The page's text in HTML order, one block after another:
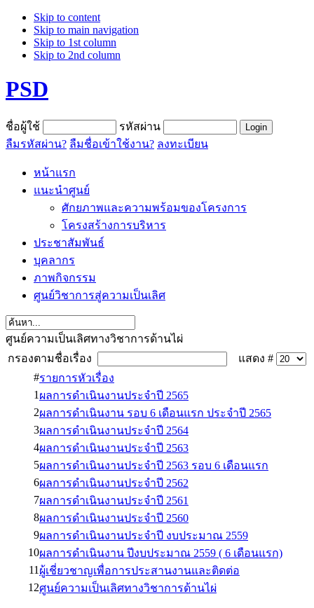
Skip to content
Skip to main navigation
Skip to 1st column
Skip to 2nd column
PSD
ชื่อผู้ใช้
รหัสผ่าน
ลืมรหัสผ่าน? ลืมชื่อเข้าใช้งาน? ลงทะเบียน
หน้าแรก
แนะนำศูนย์
ศักยภาพและความพร้อมของโครงการ
โครงสร้างการบริหาร
ประชาสัมพันธ์
บุคลากร
ภาพกิจกรรม
ศูนย์วิชาการสู่ความเป็นเลิศ
ศูนย์ความเป็นเลิศทางวิชาการด้านไผ่
กรองตามชื่อเรื่อง
แสดง #
#รายการหัวเรื่อง
1 ผลการดำเนินงานประจำปี 2565
2ผลการดำเนินงาน รอบ 6 เดือนแรก ประจำปี 2565
3ผลการดำเนินงานประจำปี 2564
4ผลการดำเนินงานประจำปี 2563
5ผลการดำเนินงานประจำปี 2563 รอบ 6 เดือนแรก
6ผลการดำเนินงานประจำปี 2562
7ผลการดำเนินงานประจำปี 2561
8ผลการดำเนินงานประจำปี 2560
9ผลการดำเนินงานประจำปี งบประมาณ 2559
10ผลการดำเนินงาน ปีงบประมาณ 2559 ( 6 เดือนแรก)
11 ผู้เชี่ยวชาญเพื่อการประสานงานและติดต่อ
12ศูนย์ความเป็นเลิศทางวิชาการด้านไผ่